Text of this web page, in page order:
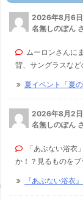
2026年8月6日
名無しのぽん
ムーロンさんに
背、サングラスな
夏イベント「夏
2026年8月2日
名無しのぽん
「あぶない浴
か！？見るものを
『あぶない浴衣